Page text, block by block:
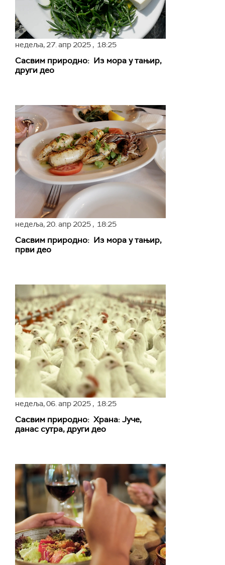
недеља,27. апр 2025 , 18:25
Сасвим природно: Из мора у тањир,
други део
недеља,20. апр 2025 , 18:25
Сасвим природно: Из мора у тањир,
први део
недеља,06. апр 2025 , 18:25
Сасвим природно: Храна: Јуче,
данас сутра, други део